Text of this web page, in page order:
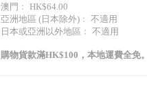
澳門﹕ HK$64.00
亞洲地區 (日本除外)﹕ 不適用
日本或亞洲以外地區﹕ 不適用
購物貨款滿HK$100，本地運費全免。